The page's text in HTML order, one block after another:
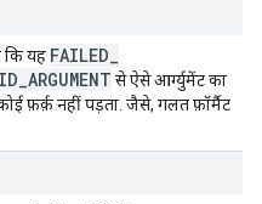
कि यह FAILED
ARGUMENT से ऐसे आर्ग्युमेंट का
फ़र्क़ नहीं पड़ता. जैसे, गलत फ़ॉर्मैट